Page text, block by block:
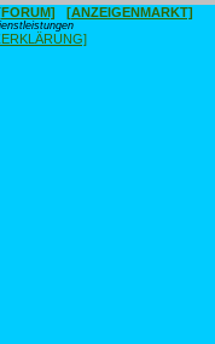
[ANZEIGENMARKT]